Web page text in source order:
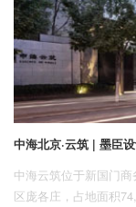
关于我们
联系我们
中海北京·云筑 | 墨臣
中海云筑位于新国门
区庞各庄，占地面积